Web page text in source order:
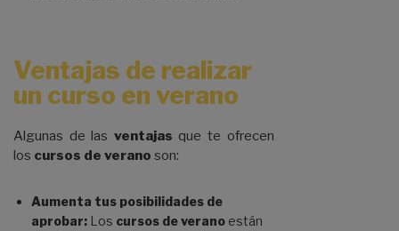
Ventajas de realizar
un curso en verano
Algunas de las ventajas que te ofrecen
los cursos de verano son:
Aumenta tus posibilidades de
aprobar: Los cursos de verano están